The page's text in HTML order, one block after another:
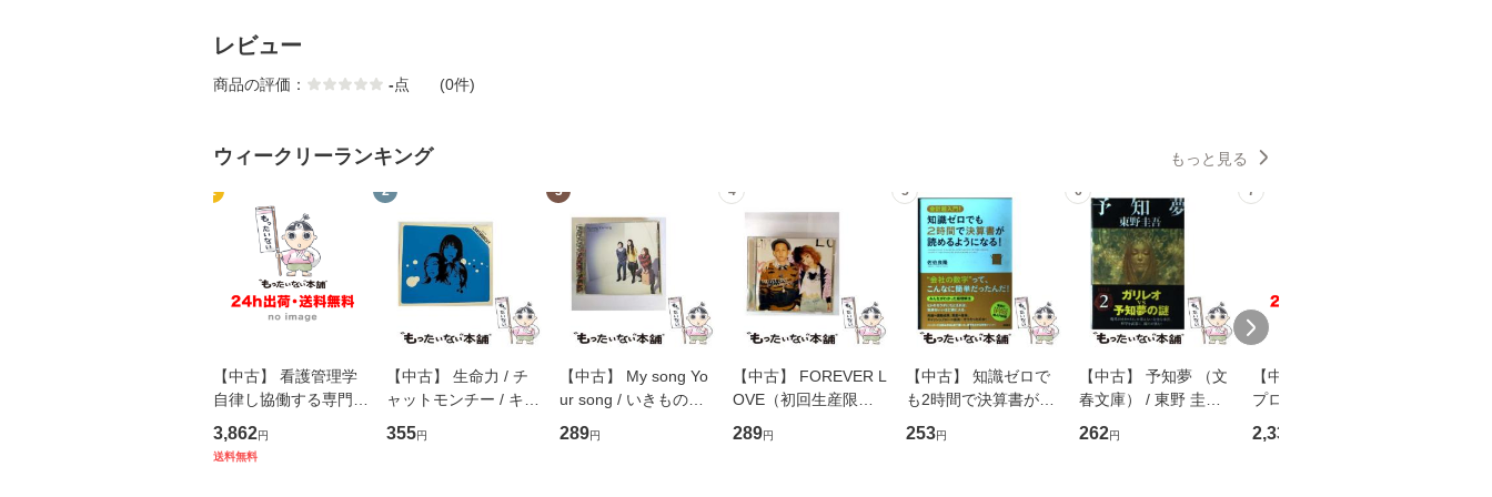
レビュー
商品の評価： -点 (0件)
ウィークリーランキング もっと見る
1
【中古】 看護管理学
自律し協働する専門職
の看護マネジメントス
キル 改訂第3版 (看護
3,862円
送料無料
2
【中古】 生命力 / チ
ャットモンチー / キュ
ーンレコード [CD]
【メール便送料無料】
355円
3
【中古】 My song Yo
ur song / いきものが
かり / [CD]【メール便
送料無料】
289円
4
【中古】 FOREVER L
OVE（初回生産限定
盤） / 清水翔太×加藤
ミリヤ / [CD]【メール
289円
5
【中古】 知識ゼロで
も2時間で決算書が読
めるようになる！ 会
計超入門！ / 佐伯 良
253円
6
【中古】 予知夢 （文
春文庫） / 東野 圭吾 /
文藝春秋 [文庫]【メー
ル便送料無料】
262円
7
【中古】 野ブタ。を
プロデュース [DVD-B
OX] / バップ [DVD]
【メール便送料無料】
2,335